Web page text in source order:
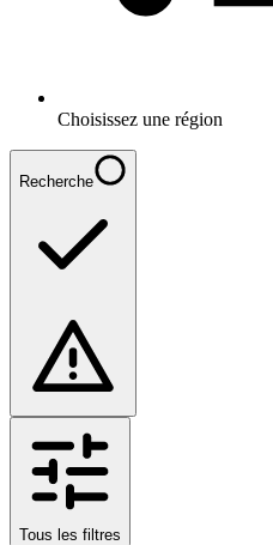
Choisissez une région
Recherche
Tous les filtres